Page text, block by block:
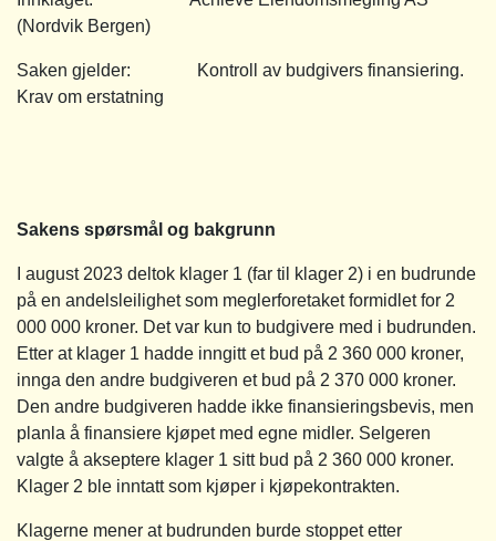
(Nordvik Bergen)
Saken gjelder: Kontroll av budgivers finansiering.
Krav om erstatning
Sakens spørsmål og bakgrunn
I august 2023 deltok klager 1 (far til klager 2) i en budrunde
på en andelsleilighet som meglerforetaket formidlet for 2
000 000 kroner. Det var kun to budgivere med i budrunden.
Etter at klager 1 hadde inngitt et bud på 2 360 000 kroner,
innga den andre budgiveren et bud på 2 370 000 kroner.
Den andre budgiveren hadde ikke finansieringsbevis, men
planla å finansiere kjøpet med egne midler. Selgeren
valgte å akseptere klager 1 sitt bud på 2 360 000 kroner.
Klager 2 ble inntatt som kjøper i kjøpekontrakten.
Klagerne mener at budrunden burde stoppet etter